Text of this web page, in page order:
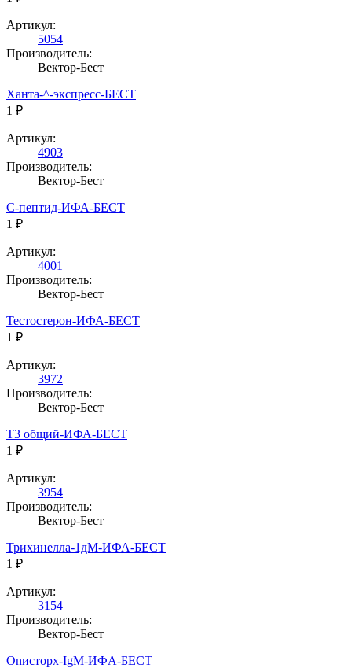
Артикул:
5054
Производитель:
Вектор-Бест
Ханта-^-экспресс-БЕСТ
1 ₽
Артикул:
4903
Производитель:
Вектор-Бест
С-пептид-ИФА-БЕСТ
1 ₽
Артикул:
4001
Производитель:
Вектор-Бест
Тестостерон-ИФА-БЕСТ
1 ₽
Артикул:
3972
Производитель:
Вектор-Бест
Т3 общий-ИФА-БЕСТ
1 ₽
Артикул:
3954
Производитель:
Вектор-Бест
Трихинелла-1дМ-ИФА-БЕСТ
1 ₽
Артикул:
3154
Производитель:
Вектор-Бест
Onисторх-IgM-ИФA-БЕСТ